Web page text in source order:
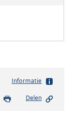
Informatie
Delen